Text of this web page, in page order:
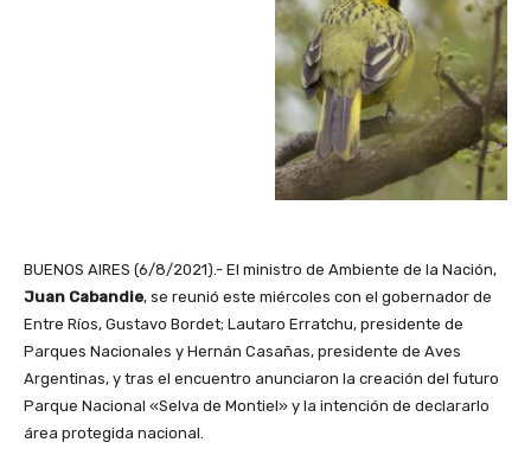
BUENOS AIRES (6/8/2021).- El ministro de Ambiente de la Nación,
Juan Cabandie, se reunió este miércoles con el gobernador de
Entre Ríos, Gustavo Bordet; Lautaro Erratchu, presidente de
Parques Nacionales y Hernán Casañas, presidente de Aves
Argentinas, y tras el encuentro anunciaron la creación del futuro
Parque Nacional «Selva de Montiel» y la intención de declararlo
área protegida nacional.